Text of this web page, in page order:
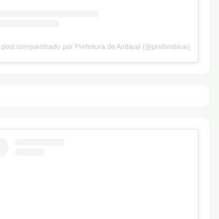
post compartilhado por Prefeitura de Andaraí (@prefandarai)